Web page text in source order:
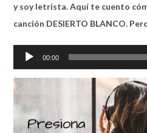
y soy letrista. Aquí te cuento
canción DESIERTO BLANCO.
Audio
Player
00:00